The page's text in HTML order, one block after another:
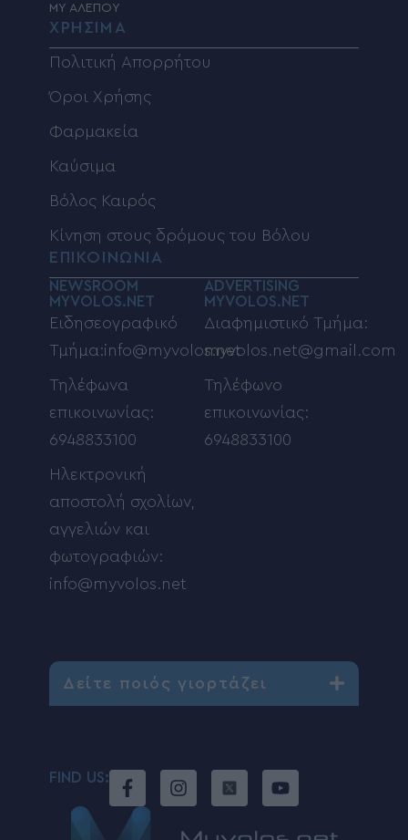
MY ΑΛΕΠΟΥ
ΧΡΗΣΙΜΑ
Πολιτική Απορρήτου
Όροι Χρήσης
Φαρμακεία
Καύσιμα
Βόλος Καιρός
Κίνηση στους δρόμους του Βόλου
ΕΠΙΚΟΙΝΩΝΙΑ
NEWSROOM
MYVOLOS.NET
Ειδησεογραφικό
Τμήμα:info@myvolos.net
Τηλέφωνα
επικοινωνίας:
6948833100
Ηλεκτρονική
αποστολή σχολίων,
αγγελιών και
φωτογραφιών:
info@myvolos.net
ADVERTISING
MYVOLOS.NET
Διαφημιστικό Τμήμα:
myvolos.net@gmail.com
Τηλέφωνο
επικοινωνίας:
6948833100
Δείτε ποιός γιορτάζει
FIND US: